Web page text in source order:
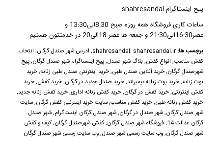
پیج اینستاگرام shahresandal
ساعات کاری فروشگاه همه روزه صبح 8:30الی13:30 و
عصر16:30الی21:30 و جمعه ها عصر 18الی20 در خدمتتون هستیم.
برچسب ها: shahresandal,shahresandal.ir
, ادرس شهر صندل گرگان, انتخاب
کفش مناسب, انواع کفش, بلاگ شهر صندل,پیج اینستاگرام شهر صندل گرگان,پیج
شهرصندل گرگان,خرید آنلاین صندل طبی,خرید اینترنتی صندل طبی زنانه,خرید
بوت زنانه,خرید بوت زنانه تیمبرلند,خرید صندل جدید در گرگان,خرید کفش,خرید
کفش اینترنتی,خرید کفش در گرگان,خرید کفش زنانه اداری,خرید کفش زنانه جدید,
خرید کفش زنانه طبی,خرید کفش مناسب,سایت خرید اینترنتی کفش گرگان,سایت
شهر صندل گرگان,شهر صندل در گرگان,شهر صندل گرگان اینستاگرام,شهر صندل
گرگان عدالت 14
,فروشگاه شهر صندل گرگان,کفش شهرصندل گرگان,کیف و کفش
شهر صندل گرگان,وب سایت رسمی شهر صندل,وب سایت رسمی شهر صندل گرگان